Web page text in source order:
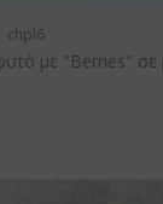
chpl6
με "Berries" σε